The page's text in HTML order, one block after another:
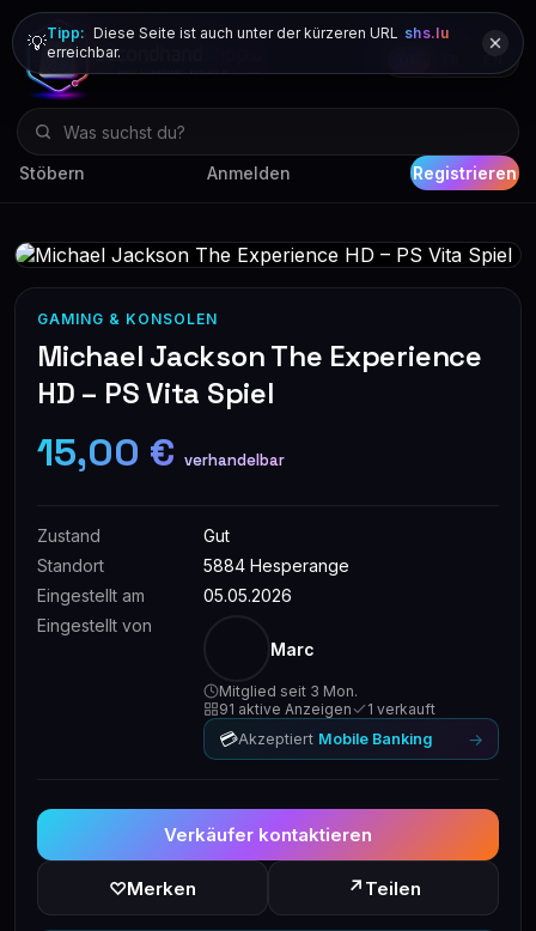
Stöbern Anmelden Registrieren
💡Tipp: Diese Seite ist auch unter der kürzeren URL shs.lu
erreichbar.
GAMING & KONSOLEN
Michael Jackson The Experience
HD – PS Vita Spiel
15,00 € verhandelbar
Zustand
Gut
Standort
5884 Hesperange
Eingestellt am
05.05.2026
Eingestellt von
Marc
Mitglied seit 3 Mon.
91 aktive Anzeigen
1 verkauft
💳Akzeptiert Mobile Banking →
Verkäufer kontaktieren
♡Merken ↗ Teilen